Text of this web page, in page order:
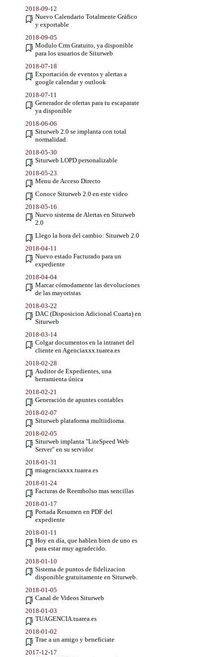
2018-09-12
Nuevo Calendario Totalmente Gráfico
y exportable
2018-09-05
Modulo Crm Gratuito, ya disponible
para los usuarios de Siturweb
2018-07-18
Exportación de eventos y alertas a
google calendar y outlook
2018-07-11
Generador de ofertas para tu escaparate
ya disponible
2018-06-06
Siturweb 2.0 se implanta con total
normalidad.
2018-05-30
Siturweb LOPD personalizable
2018-05-23
Menu de Acceso Directo
Conoce Siturweb 2.0 en este video
2018-05-16
Nuevo sistema de Alertas en Siturweb
2.0
Llego la hora del cambio: Siturweb 2.0
2018-04-11
Nuevo estado Facturado para un
expediente
2018-04-04
Marcar cómodamente las devoluciones
de las mayoristas
2018-03-22
DAC (Disposicion Adicional Cuarta) en
Siturweb
2018-03-14
Colgar documentos en la intranet del
cliente en Agenciaxxx.tuarea.es
2018-02-28
Auditor de Expedientes, una
herramienta única
2018-02-21
Generación de apuntes contables
2018-02-07
Siturweb plataforma multiidioma.
2018-02-05
Siturweb implanta "LiteSpeed Web
Server" en su servidor
2018-01-31
miagenciaxxx.tuarea.es
2018-01-24
Facturas de Reembolso mas sencillas
2018-01-17
Portada Resumen en PDF del
expediente
2018-01-11
Hoy en día, que hablen bien de uno es
para estar muy agradecido.
2018-01-10
Sistema de puntos de fidelizacion
disponible gratuitamente en Siturweb.
2018-01-05
Canal de Videos Siturweb
2018-01-03
TUAGENCIA.tuarea.es
2018-01-02
Trae a un amigo y beneficiate
2017-12-17